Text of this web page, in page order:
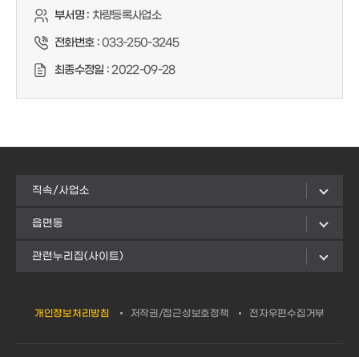
부서명 : 차량등록사업소
전화번호 :033-250-3245
최종수정일 :2022-09-28
직속/사업소
읍면동
관련누리집(사이트)
개인정보처리방침 저작권/접근성보호정책 전자우편수집거부